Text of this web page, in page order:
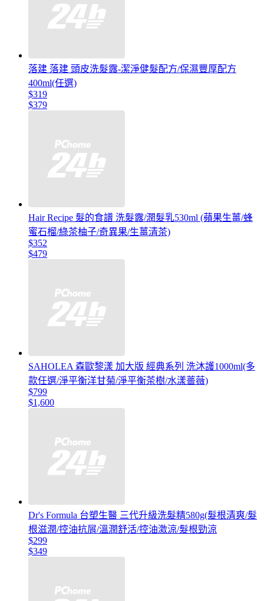
落建 落建 頭皮洗髮露-潔淨健髮配方/保濕豐厚配方
400ml(任選)
$319
$379
Hair Recipe 髮的食譜 洗髮露/潤髮乳530ml (蘋果生薑/蜂
蜜石榴/綠茶柚子/奇異果/生薑清茶)
$352
$479
SAHOLEA 森歐黎漾 加大版 經典系列 洗沐護1000ml(多
款任選/淨平衡洋甘菊/淨平衡茶樹/水漾薔薇)
$799
$1,600
Dr's Formula 台塑生醫 三代升級洗髮精580g(髮根清爽/髮
根滋潤/控油抗屑/溫潤舒活/控油激涼/髮根勁涼
$299
$349